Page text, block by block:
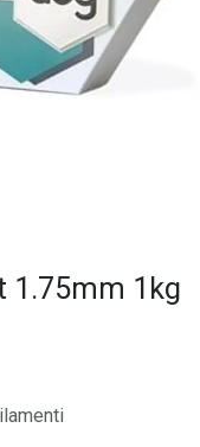
1.75mm 1kg